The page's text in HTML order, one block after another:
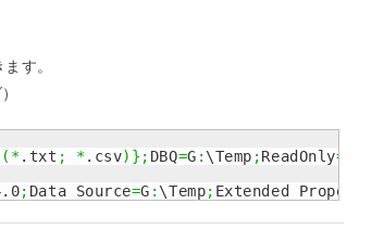
す。
( *.txt ; *.csv) } ; DBQ=G : \Temp ;ReadOnly=
; Data Source=G : \Temp; Extended Properties